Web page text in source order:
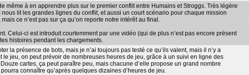
même à en apprendre plus sur le premier conflit entre Humains et Stroggs. Très légère
lit les grandes lignes du conflit, et aussi un court scénario pour chaque mission
ce n’est pas sur ça qu’on reporte notre intérêt au final.
Celui-ci est introduit courtemment par une vidéo (qui de plus n’est pas encore présent
histoires pendant les chargements.
la présence de bots, mais je n’ai toujours pas testé ce qu’ils valent, mais il n’y a
jeu, on peut prévoir de nombreuses heures de jeu, grâce à un suivi en ligne des
cartes, ça peut paraître peu, mais chacune d’elle propose un grand nombre
connaître qu’après quelques dizaines d’heures de jeu.